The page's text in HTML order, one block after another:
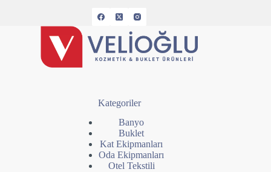
Kategoriler
Banyo
Buklet
Kat Ekipmanları
Oda Ekipmanları
Otel Tekstili